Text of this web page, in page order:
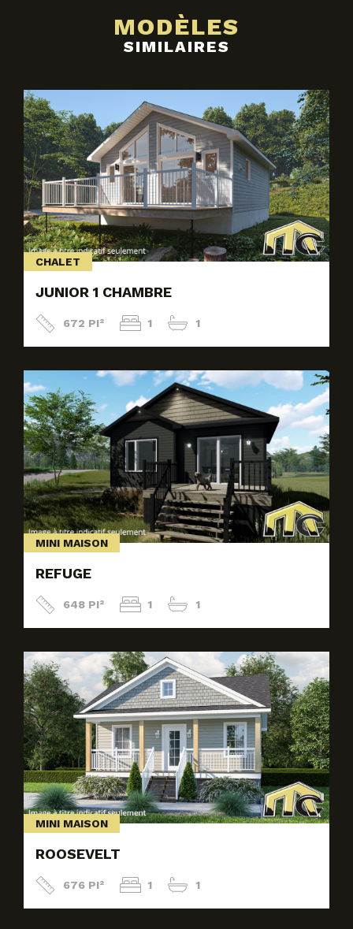
MODÈLES
SIMILAIRES
CHALET
JUNIOR 1 CHAMBRE
672 PI² 1 1
MINI MAISON
REFUGE
648 PI² 1 1
MINI MAISON
ROOSEVELT
676 PI² 1 1